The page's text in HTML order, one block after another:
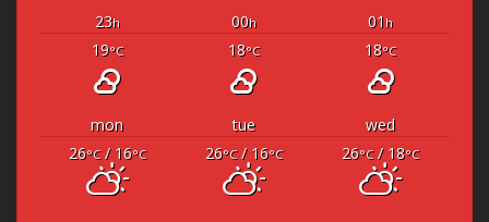
23h 00h 01 h
19°C 18°C 18°C
mon tue
wed
26°C/ 16°C 26°C/ 16°C 26°C/ 18°C